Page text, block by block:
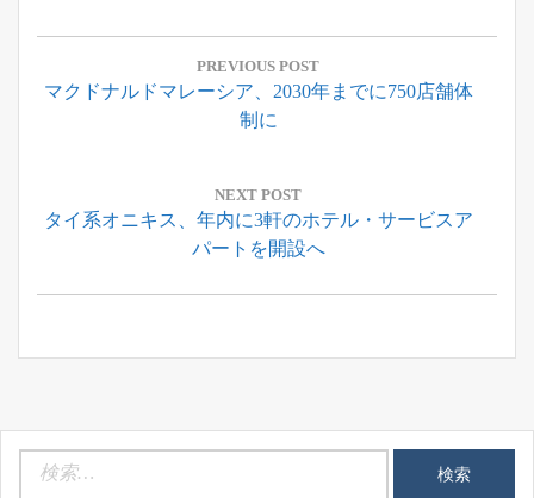
投
ナ
シ
ン
PREVIOUS POST
Previous
マクドナルドマレーシア、2030年までに750店舗体
制に
NEXT POST
Next
タイ系オニキス、年内に3軒のホテル・サービスア
パートを開設へ